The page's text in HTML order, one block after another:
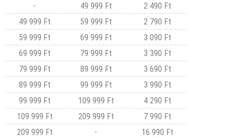
-
49 999 Ft
2 490 Ft
49 999 Ft
59 999 Ft
2 790 Ft
59 999 Ft
69 999 Ft
3 090 Ft
69 999 Ft
79 999 Ft
3 390 Ft
79 999 Ft
89 999 Ft
3 690 Ft
89 999 Ft
99 999 Ft
3 990 Ft
99 999 Ft
109 999 Ft
4 290 Ft
109 999 Ft
209 999 Ft
7 990 Ft
209 999 Ft
- 16 990 Ft